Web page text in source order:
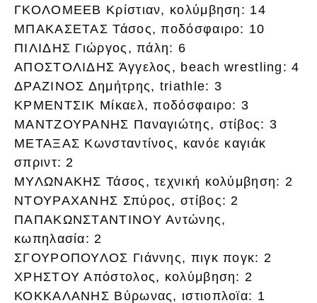
ΓΚΟΛΟΜΕΕΒ Κρίστιαν, κολύμβηση: 14
ΜΠΑΚΑΣΕΤΑΣ Τάσος, ποδόσφαιρο: 10
ΠΙΛΙΔΗΣ Γιώργος, πάλη: 6
ΑΠΟΣΤΟΛΙΔΗΣ Άγγελος, beach wrestling: 4
ΔΡΑΖΙΝΟΣ Δημήτρης, triathle: 3
ΚΡΜΕΝΤΣΙΚ Μίκαελ, ποδόσφαιρο: 3
ΜΑΝΤΖΟΥΡΑΝΗΣ Παναγιώτης, στίβος: 3
ΜΕΤΑΞΑΣ Κωνσταντίνος, κανόε καγιάκ
σπριντ: 2
ΜΥΛΩΝΑΚΗΣ Τάσος, τεχνική κολύμβηση: 2
ΝΤΟΥΡΑΧΑΝΗΣ Σπύρος, στίβος: 2
ΠΑΠΑΚΩΝΣΤΑΝΤΙΝΟΥ Αντώνης,
κωπηλασία: 2
ΣΓΟΥΡΟΠΟΥΛΟΣ Γιάννης, πιγκ πογκ: 2
ΧΡΗΣΤΟΥ Απόστολος, κολύμβηση: 2
ΚΟΚΚΑΛΑΝΗΣ Βύρωνας, ιστιοπλοϊα: 1